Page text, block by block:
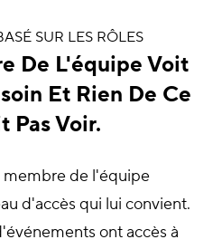
SUR LES RÔLES
De L'équipe Voit
Et Rien De Ce
Pas Voir.
de l'équipe
d'accès qui lui convient.
ont accès à